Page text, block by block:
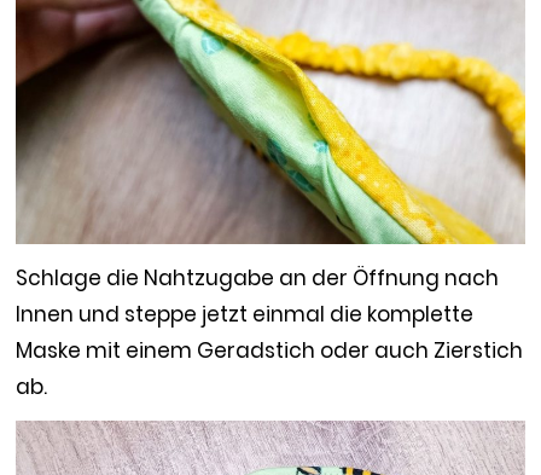
Schlage die Nahtzugabe an der Öffnung nach
Innen und steppe jetzt einmal die komplette
Maske mit einem Geradstich oder auch Zierstich
ab.